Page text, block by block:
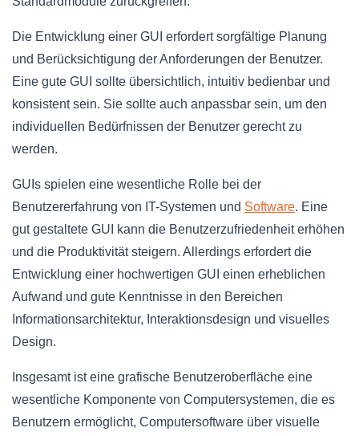
Die Entwicklung einer GUI erfordert sorgfältige Planung
und Berücksichtigung der Anforderungen der Benutzer.
Eine gute GUI sollte übersichtlich, intuitiv bedienbar und
konsistent sein. Sie sollte auch anpassbar sein, um den
individuellen Bedürfnissen der Benutzer gerecht zu
werden.
GUIs spielen eine wesentliche Rolle bei der
Benutzererfahrung von IT-Systemen und Software. Eine
gut gestaltete GUI kann die Benutzerzufriedenheit erhöhen
und die Produktivität steigern. Allerdings erfordert die
Entwicklung einer hochwertigen GUI einen erheblichen
Aufwand und gute Kenntnisse in den Bereichen
Informationsarchitektur, Interaktionsdesign und visuelles
Design.
Insgesamt ist eine grafische Benutzeroberfläche eine
wesentliche Komponente von Computersystemen, die es
Benutzern ermöglicht, Computersoftware über visuelle